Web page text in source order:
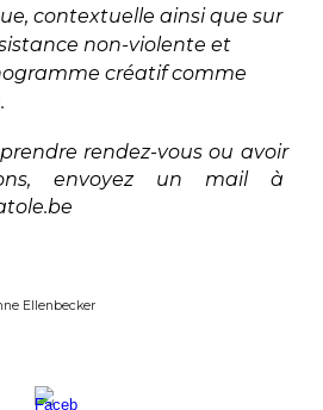
contextuelle ainsi que sur
non-violente et
créatif comme
rendez-vous ou avoir
envoyez un mail à
Ellenbecker